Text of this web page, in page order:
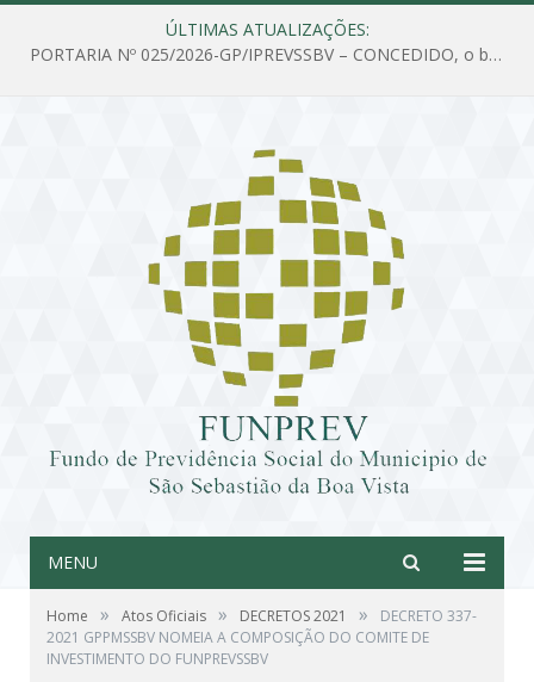
ÚLTIMAS ATUALIZAÇÕES:
PORTARIA Nº 025/2026-GP/IPREVSSBV – CONCEDIDO, o benefício de PENSÃO a MARIA ESTELA DOS SANTOS SOUZA
MENU
Home » Atos Oficiais » DECRETOS 2021 »
DECRETO 337-
2021 GPPMSSBV NOMEIA A COMPOSIÇÃO DO COMITE DE
INVESTIMENTO DO FUNPREVSSBV